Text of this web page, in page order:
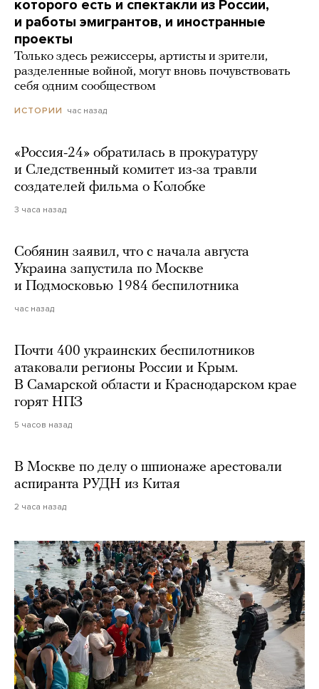
которого есть и спектакли из России,
и работы эмигрантов, и иностранные
проекты
Только здесь режиссеры, артисты и зрители,
разделенные войной, могут вновь почувствовать
себя одним сообществом
ИСТОРИИ час назад
«Россия-24» обратилась в прокуратуру
и Следственный комитет из-за травли
создателей фильма о Колобке
3 часа назад
Собянин заявил, что с начала августа
Украина запустила по Москве
и Подмосковью 1984 беспилотника
час назад
Почти 400 украинских беспилотников
атаковали регионы России и Крым.
В Самарской области и Краснодарском крае
горят НПЗ
5 часов назад
В Москве по делу о шпионаже арестовали
аспиранта РУДН из Китая
2 часа назад